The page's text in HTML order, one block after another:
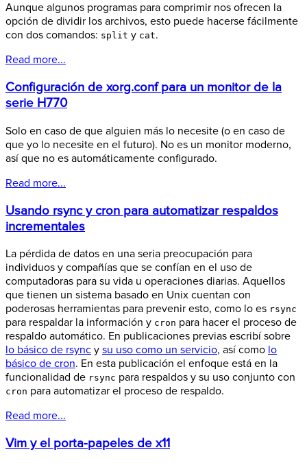
Aunque algunos programas para comprimir nos ofrecen la
opción de dividir los archivos, esto puede hacerse fácilmente
con dos comandos: split y cat.
Read more...
Configuración de xorg.conf para un monitor de la
serie H770
Solo en caso de que alguien más lo necesite (o en caso de
que yo lo necesite en el futuro). No es un monitor moderno,
así que no es automáticamente configurado.
Read more...
Usando rsync y cron para automatizar respaldos
incrementales
La pérdida de datos en una seria preocupación para
individuos y compañías que se confían en el uso de
computadoras para su vida u operaciones diarias. Aquellos
que tienen un sistema basado en Unix cuentan con
poderosas herramientas para prevenir esto, como lo es rsync
para respaldar la información y cron para hacer el proceso de
respaldo automático. En publicaciones previas escribí sobre
lo básico de rsync y su uso como un servicio, así como lo
básico de cron. En esta publicación el enfoque está en la
funcionalidad de rsync para respaldos y su uso conjunto con
cron para automatizar el proceso de respaldo.
Read more...
Vim y el porta-papeles de x11